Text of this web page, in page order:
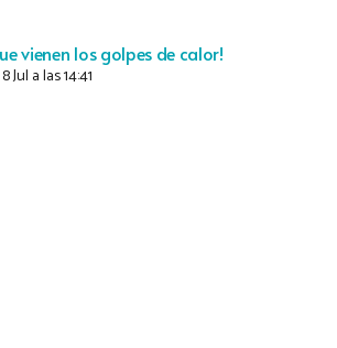
vienen los golpes de calor!
8 Jul a las 14:41